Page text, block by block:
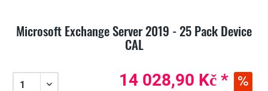
Microsoft Exchange Server 2019 - 25 Pack Device
CAL
14 028,90 Kč *